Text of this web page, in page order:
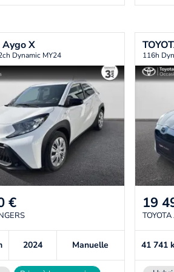
Aygo X
Dynamic MY24
€
2024 Manuelle
116h
19
41 741